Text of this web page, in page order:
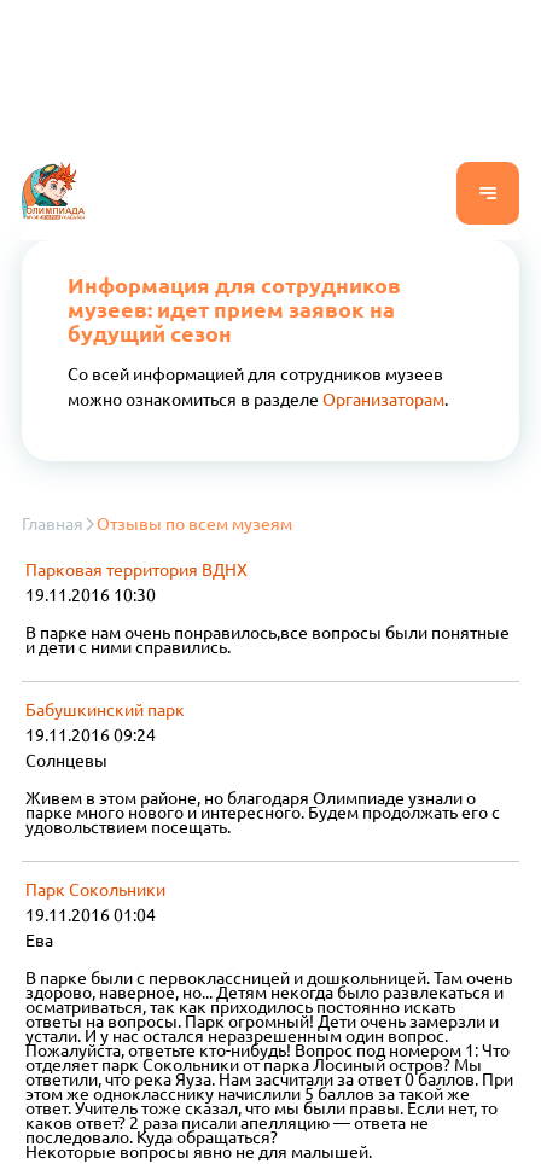
Информация для сотрудников
музеев: идет прием заявок на
будущий сезон
Со всей информацией для сотрудников музеев
можно ознакомиться в разделе Организаторам.
Главная Отзывы по всем музеям
Парковая территория ВДНХ
19.11.2016 10:30
В парке нам очень понравилось,все вопросы были понятные
и дети с ними справились.
Бабушкинский парк
19.11.2016 09:24
Солнцевы
Живем в этом районе, но благодаря Олимпиаде узнали о
парке много нового и интересного. Будем продолжать его с
удовольствием посещать.
Парк Сокольники
19.11.2016 01:04
Ева
В парке были с первоклассницей и дошкольницей. Там очень
здорово, наверное, но... Детям некогда было развлекаться и
осматриваться, так как приходилось постоянно искать
ответы на вопросы. Парк огромный! Дети очень замерзли и
устали. И у нас остался неразрешенным один вопрос.
Пожалуйста, ответьте кто-нибудь! Вопрос под номером 1: Что
отделяет парк Сокольники от парка Лосиный остров? Мы
ответили, что река Яуза. Нам засчитали за ответ 0 баллов. При
этом же однокласснику начислили 5 баллов за такой же
ответ. Учитель тоже сказал, что мы были правы. Если нет, то
каков ответ? 2 раза писали апелляцию — ответа не
последовало. Куда обращаться?
Некоторые вопросы явно не для малышей.